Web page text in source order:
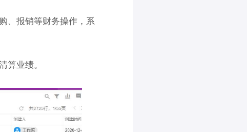
、报销等财务操作，系
算业绩。